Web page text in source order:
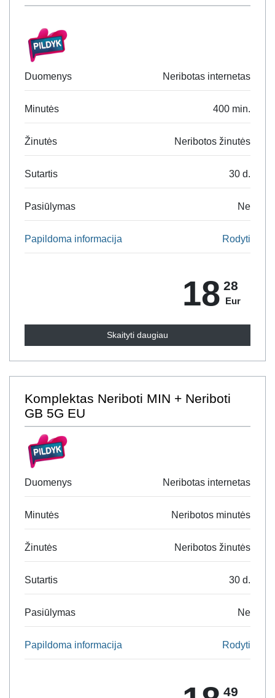
Duomenys Neribotas internetas
Minutės 400 min.
Žinutės Neribotos žinutės
Sutartis 30 d.
Pasiūlymas Ne
Papildoma informacija Rodyti
18 28
Eur
Skaityti daugiau
Komplektas Neriboti MIN + Neriboti
GB 5G EU
Duomenys Neribotas internetas
Minutės Neribotos minutės
Žinutės Neribotos žinutės
Sutartis 30 d.
Pasiūlymas Ne
Papildoma informacija Rodyti
49